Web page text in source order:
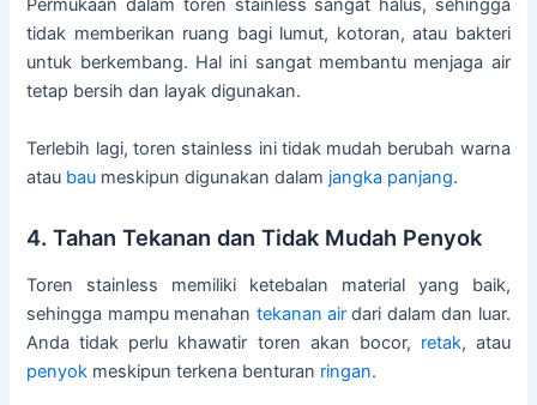
Permukaan dalam toren stainless sangat halus, sehingga
tidak memberikan ruang bagi lumut, kotoran, atau bakteri
untuk berkembang. Hal ini sangat membantu menjaga air
tetap bersih dan layak digunakan.
Terlebih lagi, toren stainless ini tidak mudah berubah warna
atau bau meskipun digunakan dalam jangka panjang.
4. Tahan Tekanan dan Tidak Mudah Penyok
Toren stainless memiliki ketebalan material yang baik,
sehingga mampu menahan tekanan air dari dalam dan luar.
Anda tidak perlu khawatir toren akan bocor, retak, atau
penyok meskipun terkena benturan ringan.